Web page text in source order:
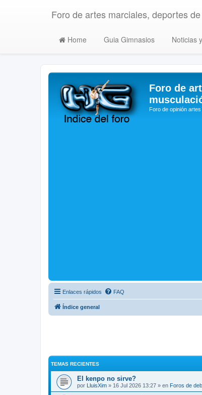
Foro de artes marciales, deportes
Home Guia Gimnasios Noticias
Foro de
Foro de opinión
Enlaces rápidos FAQ
Índice general
TEMAS RECIENTES
El kenpo no sirve?
por LluisXim » 16 Jul 2026 13:27 » en Foros de